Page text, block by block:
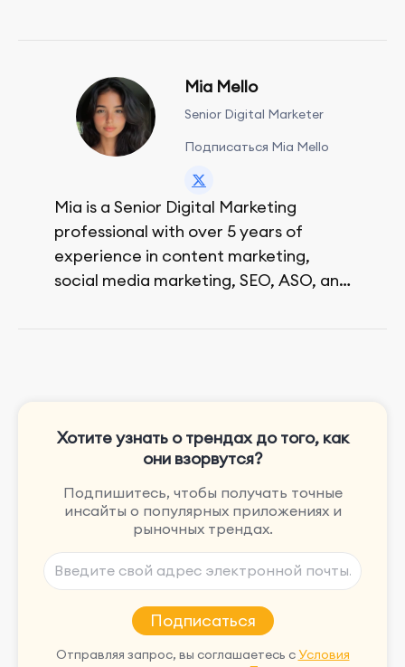
Mia Mello
Senior Digital Marketer
Подписаться Mia Mello
Mia is a Senior Digital Marketing
professional with over 5 years of
experience in content marketing,
social media marketing, SEO, ASO, and
Хотите узнать о трендах до того, как
они взорвутся?
Подпишитесь, чтобы получать точные
инсайты о популярных приложениях и
рыночных трендах.
Подписаться
Отправляя запрос, вы соглашаетесь сУсловия